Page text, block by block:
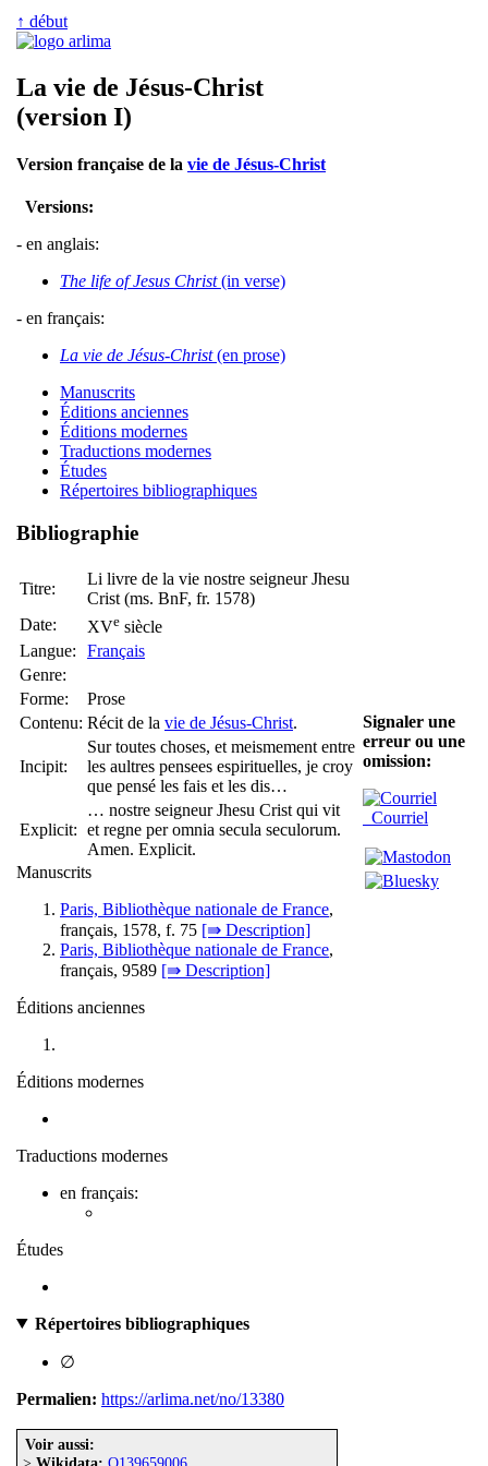
↑ début
La vie de Jésus-Christ
(version I)
Version française de la vie de Jésus-Christ
Versions:
- en anglais:
The life of Jesus Christ(in verse)
- en français:
La vie de Jésus-Christ(en prose)
Manuscrits
Éditions anciennes
Éditions modernes
Traductions modernes
Études
Répertoires bibliographiques
Bibliographie
Titre:
Li livre de la vie nostre seigneur Jhesu
Crist (ms. BnF, fr. 1578)
Date:
XVe siècle
Langue:
Français
Genre:
Forme:
Prose
Contenu: Récit de la vie de Jésus-Christ.
Incipit:
Sur toutes choses, et meismement entre
les aultres pensees espirituelles, je croy
que pensé les fais et les dis…
Explicit:
… nostre seigneur Jhesu Crist qui vit
et regne per omnia secula seculorum.
Amen. Explicit.
Manuscrits
Paris, Bibliothèque nationale de France,
français, 1578, f. 75 [⇛ Description]
Paris, Bibliothèque nationale de France,
français, 9589 [⇛ Description]
Éditions anciennes
Éditions modernes
Traductions modernes
en français:
Études
Répertoires bibliographiques
∅
Permalien: https://arlima.net/no/13380
Voir aussi:
Signaler une
erreur ou une
omission:
Courriel